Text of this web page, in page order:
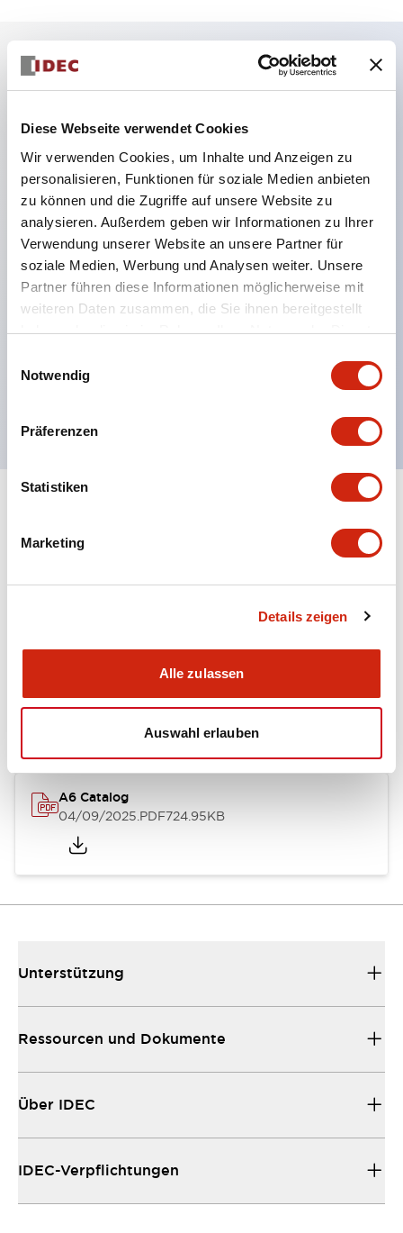
Diese Webseite verwendet Cookies
Wir verwenden Cookies, um Inhalte und Anzeigen zu
personalisieren, Funktionen für soziale Medien anbieten
zu können und die Zugriffe auf unsere Website zu
analysieren. Außerdem geben wir Informationen zu Ihrer
Verwendung unserer Website an unsere Partner für
soziale Medien, Werbung und Analysen weiter. Unsere
Partner führen diese Informationen möglicherweise mit
weiteren Daten zusammen, die Sie ihnen bereitgestellt
haben oder die sie im Rahmen Ihrer Nutzung der Dienste
Notwendig
Präferenzen
Statistiken
Marketing
Details zeigen
Alle zulassen
Auswahl erlauben
Hauptmerkmale
Geeignet für ein breites Anwendungsspektrum
von der Konsumelektronik bis zum FA-Bereich
LED-Beleuchtungseinheit mit integriertem
strombegrenzendem Widerstand und Diode im
LED-Lampenkörper
Schutzarten IP40 und IP65 vollständig verfügbar
(IEC 60529)
UL- und CSA-zertifiziert. Entspricht EN (Europa)
Mit speziellem Zubehör leicht auf Φ22 Flash-
Other Specifications
Kataloge & Broschüren
A6 Catalog
04/09/2025.PDF724.95KB
Unterstützung
Ressourcen und Dokumente
Über IDEC
IDEC-Verpflichtungen